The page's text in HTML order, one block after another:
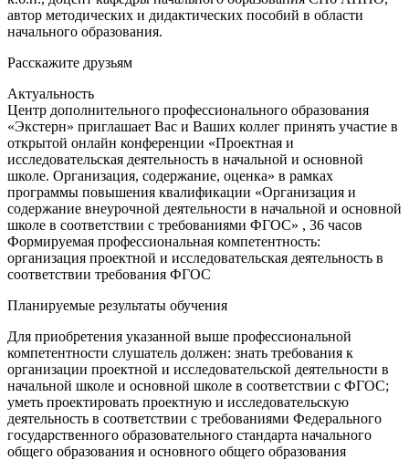
автор методических и дидактических пособий в области
начального образования.
Расскажите друзьям
Актуальность
Центр дополнительного профессионального образования
«Экстерн» приглашает Вас и Ваших коллег принять участие в
открытой онлайн конференции «Проектная и
исследовательская деятельность в начальной и основной
школе. Организация, содержание, оценка» в рамках
программы повышения квалификации «Организация и
содержание внеурочной деятельности в начальной и основной
школе в соответствии с требованиями ФГОС» , 36 часов
Формируемая профессиональная компетентность:
организация проектной и исследовательская деятельность в
соответствии требования ФГОС
Планируемые результаты обучения
Для приобретения указанной выше профессиональной
компетентности слушатель должен: знать требования к
организации проектной и исследовательской деятельности в
начальной школе и основной школе в соответствии с ФГОС;
уметь проектировать проектную и исследовательскую
деятельность в соответствии с требованиями Федерального
государственного образовательного стандарта начального
общего образования и основного общего образования